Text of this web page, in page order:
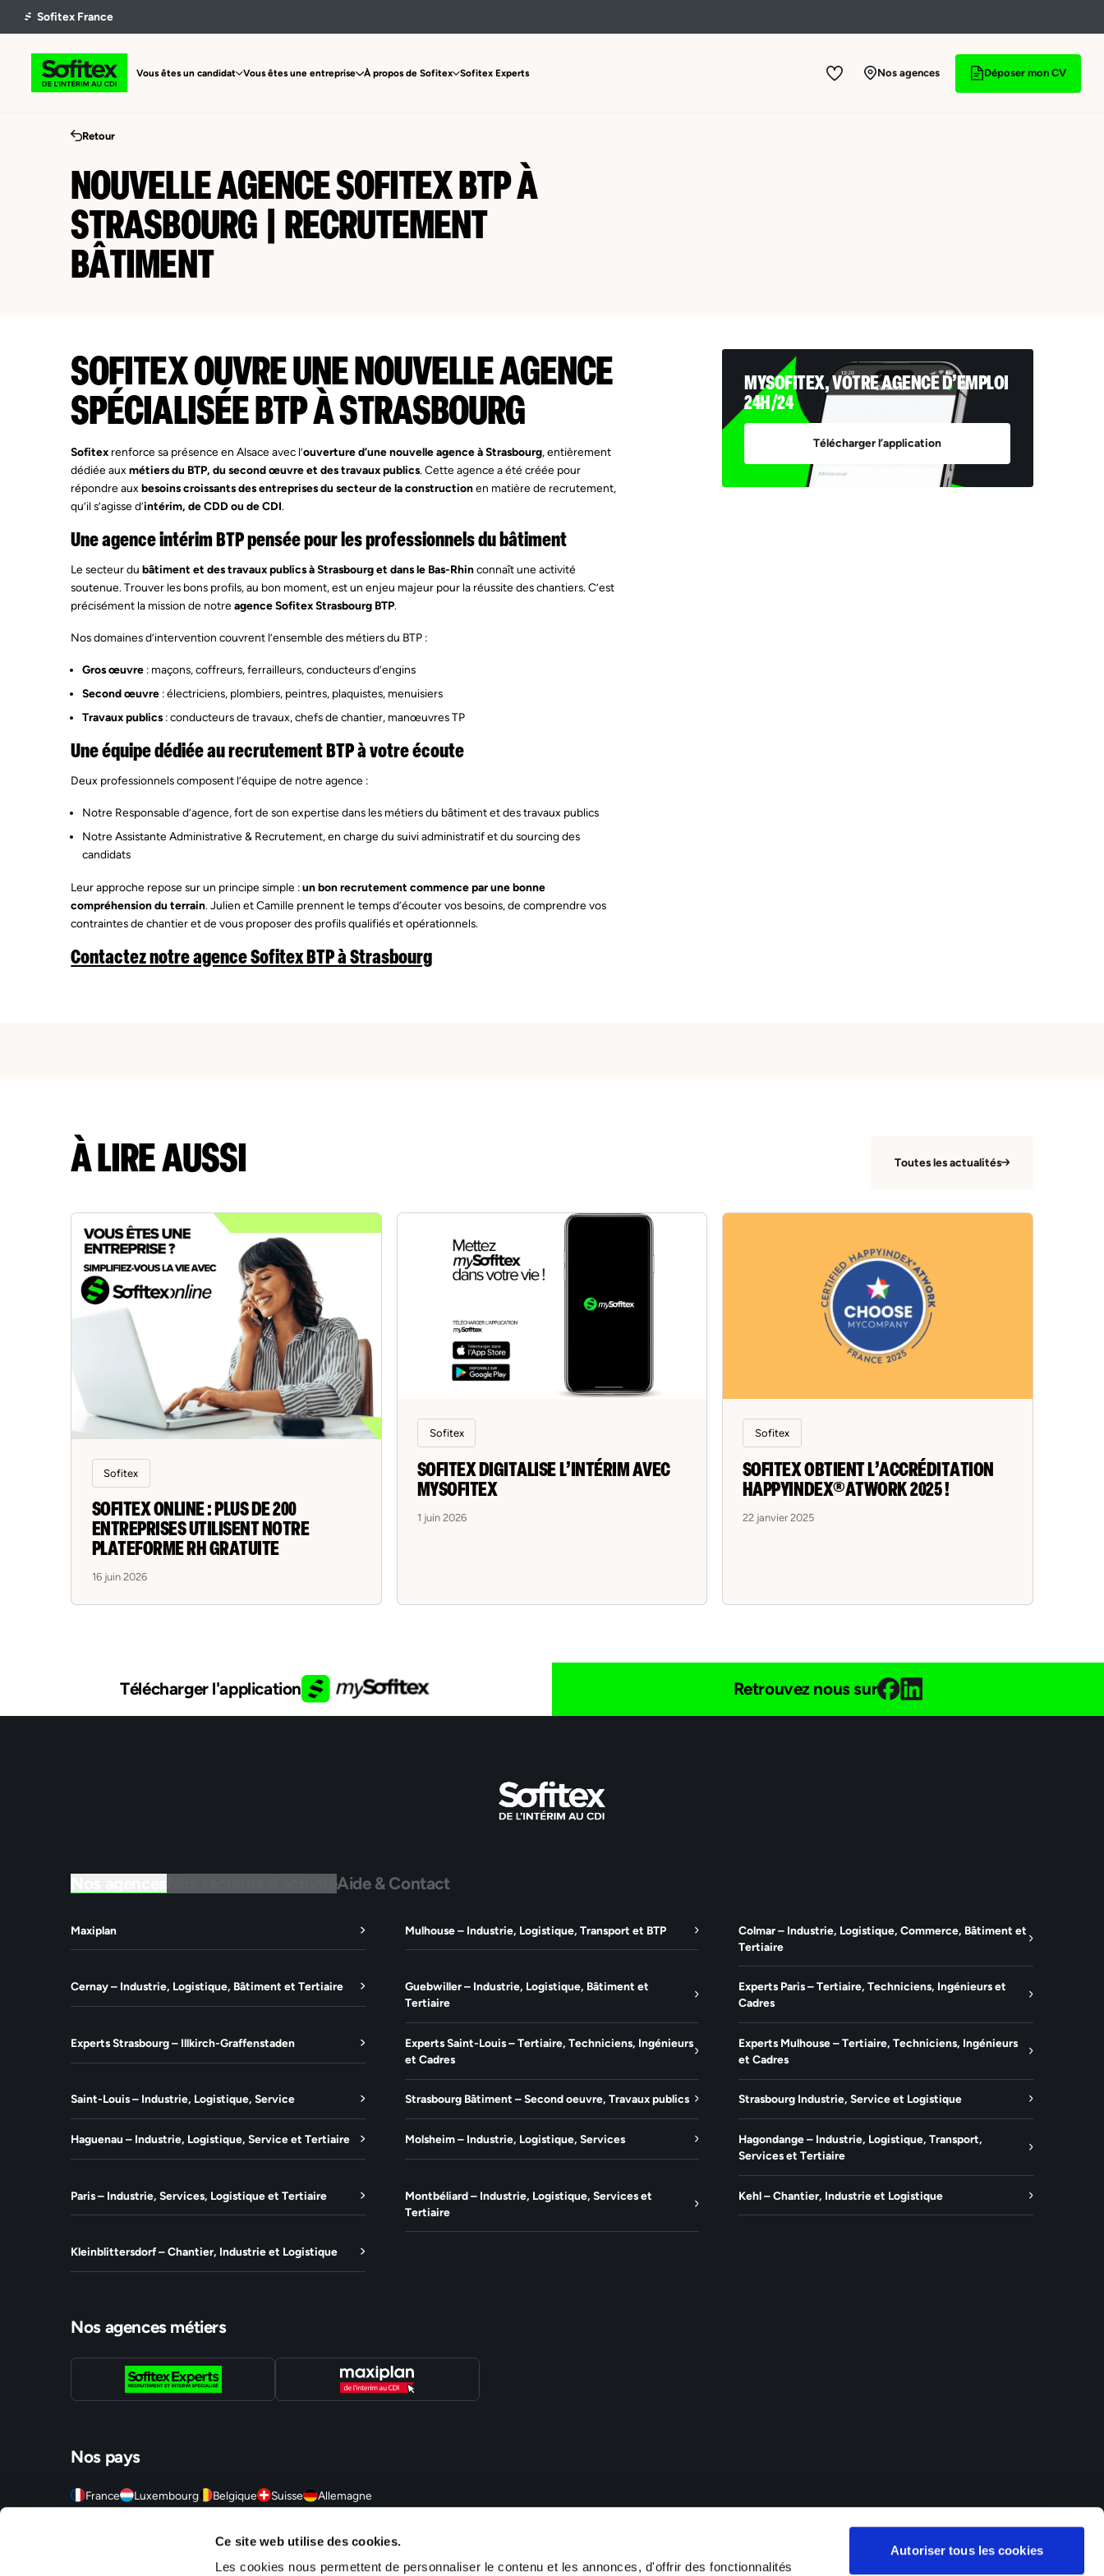
Ce site web utilise des cookies.
Les cookies nous permettent de personnaliser le contenu et les annonces, d'offrir des fonctionnalités
Autoriser tous les cookies
Vous êtes un candidat Vous êtes une entreprise À propos de Sofitex Sofitex Experts Nos agences Déposer mon CV
Retour
NOUVELLE AGENCE SOFITEX BTP À
STRASBOURG | RECRUTEMENT
BÂTIMENT
SOFITEX OUVRE UNE NOUVELLE AGENCE
SPÉCIALISÉE BTP À STRASBOURG
Sofitex renforce sa présence en Alsace avec l’ouverture d’une nouvelle agence à Strasbourg, entièrement
dédiée auxmétiers du BTP, du second œuvre et des travaux publics. Cette agence a été créée pour
répondre auxbesoins croissants des entreprises du secteur de la constructionen matière de recrutement,
qu’il s’agisse d’intérim, de CDD ou de CDI.
Une agence intérim BTP pensée pour les professionnels du bâtiment
Le secteur dubâtiment et des travaux publics à Strasbourg et dans le Bas-Rhinconnaît une activité
soutenue. Trouver les bons profils, au bon moment, est un enjeu majeur pour la réussite des chantiers. C’est
précisément la mission de notreagence Sofitex Strasbourg BTP.
Nos domaines d’intervention couvrent l’ensemble des métiers du BTP :
Gros œuvre : maçons, coffreurs, ferrailleurs, conducteurs d’engins
Second œuvre : électriciens, plombiers, peintres, plaquistes, menuisiers
Travaux publics : conducteurs de travaux, chefs de chantier, manœuvres TP
Une équipe dédiée au recrutement BTP à votre écoute
Deux professionnels composent l’équipe de notre agence :
Notre Responsable d’agence, fort de son expertise dans les métiers du bâtiment et des travaux publics
Notre Assistante Administrative & Recrutement, en charge du suivi administratif et du sourcing des
candidats
Leur approche repose sur un principe simple :un bon recrutement commence par une bonne
compréhension du terrain. Julien et Camille prennent le temps d’écouter vos besoins, de comprendre vos
contraintes de chantier et de vous proposer des profils qualifiés et opérationnels.
Contactez notre agence Sofitex BTP à Strasbourg
MYSOFITEX, VOTRE AGENCE D’EMPLOI
24H/24
Télécharger l’application
À LIRE AUSSI Toutes les actualités
Sofitex
SOFITEX ONLINE : PLUS DE 200
ENTREPRISES UTILISENT NOTRE
PLATEFORME RH GRATUITE
16 juin 2026
Sofitex
SOFITEX DIGITALISE L’INTÉRIM AVEC
MYSOFITEX
1 juin 2026
Sofitex
SOFITEX OBTIENT L’ACCRÉDITATION
HAPPYINDEX®ATWORK 2025 !
22 janvier 2025
Télécharger l'application Retrouvez nous sur
Nos secteurs d'activitéAide & Contact
Maxiplan Mulhouse – Industrie, Logistique, Transport et BTP
Colmar – Industrie, Logistique, Commerce, Bâtiment et
Tertiaire
Cernay – Industrie, Logistique, Bâtiment et Tertiaire
Guebwiller – Industrie, Logistique, Bâtiment et
Tertiaire
Experts Paris – Tertiaire, Techniciens, Ingénieurs et
Cadres
Experts Strasbourg – Illkirch-Graffenstaden
Experts Saint-Louis – Tertiaire, Techniciens, Ingénieurs
et Cadres
Experts Mulhouse – Tertiaire, Techniciens, Ingénieurs
et Cadres
Saint-Louis – Industrie, Logistique, Service Strasbourg Bâtiment – Second oeuvre, Travaux publics Strasbourg Industrie, Service et Logistique
Haguenau – Industrie, Logistique, Service et Tertiaire Molsheim – Industrie, Logistique, Services
Hagondange – Industrie, Logistique, Transport,
Services et Tertiaire
Paris – Industrie, Services, Logistique et Tertiaire
Montbéliard – Industrie, Logistique, Services et
Tertiaire
Kehl – Chantier, Industrie et Logistique
Kleinblittersdorf – Chantier, Industrie et Logistique
Nos agences métiers
Nos pays
France Luxembourg Belgique Suisse Allemagne
Sofitex est un réseau d'agences d'intérim, travail temporaire, de recrutement et de gestion des ressources humaines. Nous proposons des offres d'emploi dans de nombreux secteurs d'activités. Nos
agences sont situées en Alsace (Mulhouse, Strasbourg, Molsheim, Obernai, Haguenau, Colmar, Guebwiller, Saint Louis, Cernay), en Lorraine (Hagondange, Metz, Thionville), en Franche-Comté et dans le
Territoire de Belfort (Montbéliard, Belfort, Delle), en Ile-de-France (Paris). Sofitex est également présent en Allemagne (Kehl, Saarbrücken), en Suisse (Delémont, Saigneléger) et au Luxembourg (Esch